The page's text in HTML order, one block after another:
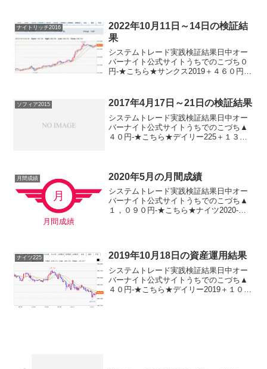
た。しかも、今週にしては大きな負け幅
です。残...
ナイトリッチ2016
2022年10月11日～14日の検証結
果
システムトレード実践検証結果日中オー
バーナイト公式サイトうちでのこづち０
円-★こちら★サンクス2019＋４６０円-
チ2018▲６４０円-パターントレード20...
ソフィア2015 2017年4月17日～21日の検証結果
システムトレード実践検証結果日中オー
バーナイト公式サイトうちでのこづち▲
４０円-★こちら★デイリー225＋１３０
ッチ...
月間成績 2020年5月の月間成績
システムトレード実践検証結果日中オー
バーナイト公式サイトうちでのこづち▲
１，０９０円-★こちら★ナイツ2020-▲
ナイツ225 2019年10月18日の資産運用結果
システムトレード実践検証結果日中オー
バーナイト公式サイトうちでのこづち▲
４０円-★こちら★デイリー2019＋１０円